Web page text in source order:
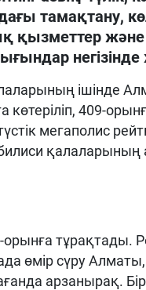
тамақтану,
қызметтер және
ішінде
409-
мегаполис
қалаларының
тұрақтады.
өмір сүру
арзанырақ.